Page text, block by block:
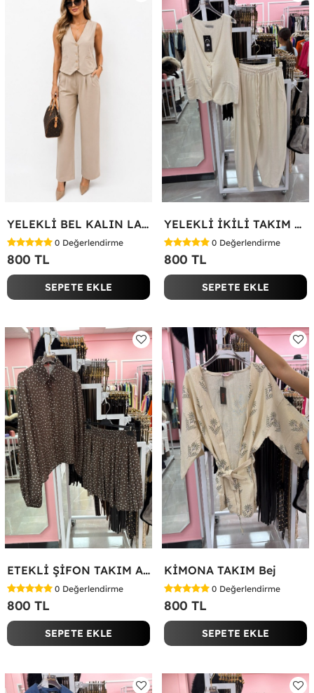
YELEKLİ BEL KALIN LASTİK İKİLİ TAKIM Bej
0 Değerlendirme
800 TL
SEPETE EKLE
YELEKLİ İKİLİ TAKIM Bej
0 Değerlendirme
800 TL
SEPETE EKLE
ETEKLİ ŞİFON TAKIM Acı Kahve
0 Değerlendirme
800 TL
SEPETE EKLE
KİMONA TAKIM Bej
0 Değerlendirme
800 TL
SEPETE EKLE